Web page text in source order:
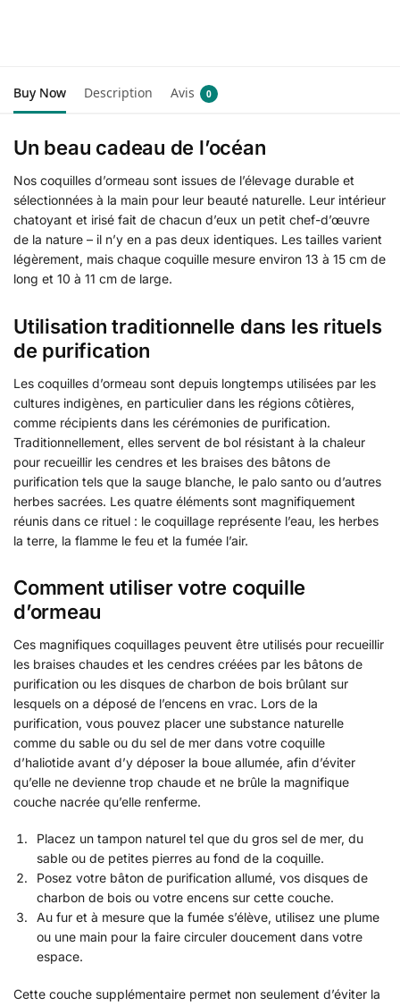
Buy Now Description Avis 0
Un beau cadeau de l’océan
Nos coquilles d’ormeau sont issues de l’élevage durable et
sélectionnées à la main pour leur beauté naturelle. Leur intérieur
chatoyant et irisé fait de chacun d’eux un petit chef-d’œuvre
de la nature – il n’y en a pas deux identiques. Les tailles varient
légèrement, mais chaque coquille mesure environ 13 à 15 cm de
long et 10 à 11 cm de large.
Utilisation traditionnelle dans les rituels
de purification
Les coquilles d’ormeau sont depuis longtemps utilisées par les
cultures indigènes, en particulier dans les régions côtières,
comme récipients dans les cérémonies de purification.
Traditionnellement, elles servent de bol résistant à la chaleur
pour recueillir les cendres et les braises des bâtons de
purification tels que la sauge blanche, le palo santo ou d’autres
herbes sacrées. Les quatre éléments sont magnifiquement
réunis dans ce rituel : le coquillage représente l’eau, les herbes
la terre, la flamme le feu et la fumée l’air.
Comment utiliser votre coquille
d’ormeau
Ces magnifiques coquillages peuvent être utilisés pour recueillir
les braises chaudes et les cendres créées par les bâtons de
purification ou les disques de charbon de bois brûlant sur
lesquels on a déposé de l’encens en vrac. Lors de la
purification, vous pouvez placer une substance naturelle
comme du sable ou du sel de mer dans votre coquille
d’haliotide avant d’y déposer la boue allumée, afin d’éviter
qu’elle ne devienne trop chaude et ne brûle la magnifique
couche nacrée qu’elle renferme.
Placez un tampon naturel tel que du gros sel de mer, du
sable ou de petites pierres au fond de la coquille.
Posez votre bâton de purification allumé, vos disques de
charbon de bois ou votre encens sur cette couche.
Au fur et à mesure que la fumée s’élève, utilisez une plume
ou une main pour la faire circuler doucement dans votre
espace.
Cette couche supplémentaire permet non seulement d’éviter la